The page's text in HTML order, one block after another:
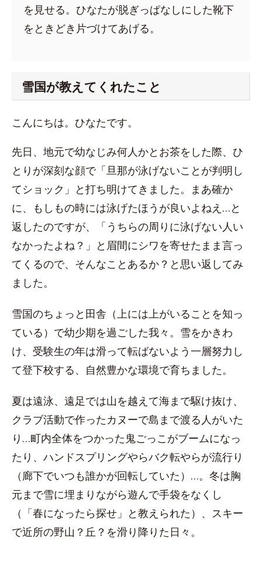
を見せる。ひなたが脱ぎっぱなしにした靴下
をときどき片づけてあげる。
雪国が教えてくれたこと
こんにちは。ひなたです。
先日、地元で幼なじみ何人かとお茶をした際、ひ
とりが深刻な顔で「旦那が泳げないことが判明し
てショック」と打ち明けてきました。まあ確か
に、もしもの時には泳げたほうが良いよねえ…と
返したのですが、「うちらの周りに泳げない人い
なかったよね？」と眉間にシワを寄せたまま言っ
てくるので、そんなことあるか？と思い返してみ
ました。
雪国のちょっと田舎（上には上がいることを知っ
ている）で幼少期を過ごした我々。雪をかきわ
け、受験生の年は滑って転ばないよう一層努力し
て登下校する、自然豊かな環境で育ちました。
夏は遠泳、遠足では山を越えて海まで駆け抜け、
クラブ活動で作ったカヌーで島まで渡る人がいた
り…町内全体をつかった鬼ごっこがブームになっ
たり、ハンドスプリングやらバク転やらが流行り
（廊下でいつも誰かが回転していた）…。冬は胸
元まで雪に埋まりながら遊んで手袋をなくし
（「春になったら探せ」と教えられた）、スキー
で近所の野山？丘？を滑り降りた日々。